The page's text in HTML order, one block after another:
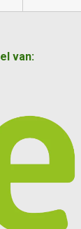
van: